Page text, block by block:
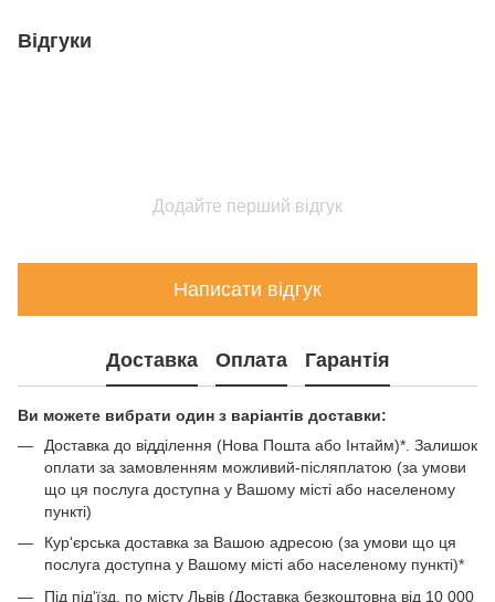
Відгуки
Додайте перший відгук
Написати відгук
Доставка Оплата Гарантія
Ви можете вибрати один з варіантів доставки:
Доставка до відділення (Нова Пошта або Інтайм)*. Залишок
оплати за замовленням можливий-післяплатою (за умови
що ця послуга доступна у Вашому місті або населеному
пункті)
Кур'єрська доставка за Вашою адресою (за умови що ця
послуга доступна у Вашому місті або населеному пункті)*
Під під'їзд, по місту Львів (Доставка безкоштовна від 10 000